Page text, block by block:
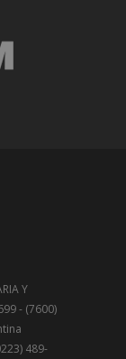
Y
- (7600)
489-